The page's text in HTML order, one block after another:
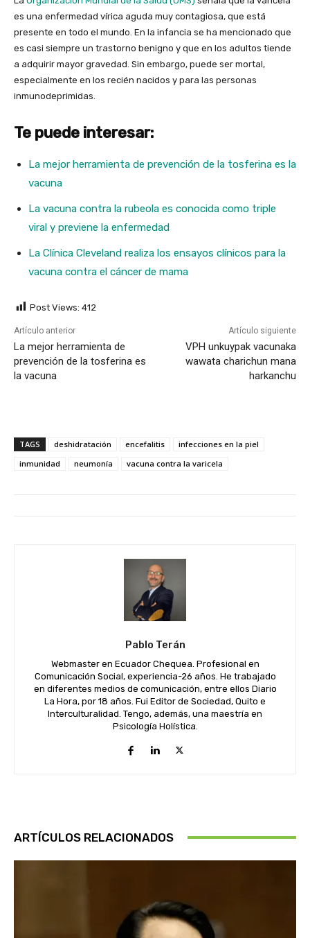
es una enfermedad vírica aguda muy contagiosa, que está
presente en todo el mundo. En la infancia se ha mencionado que
es casi siempre un trastorno benigno y que en los adultos tiende
a adquirir mayor gravedad. Sin embargo, puede ser mortal,
especialmente en los recién nacidos y para las personas
inmunodeprimidas.
Te puede interesar:
La mejor herramienta de prevención de la tosferina es la
vacuna
La vacuna contra la rubeola es conocida como triple
viral y previene la enfermedad
La Clínica Cleveland realiza los ensayos clínicos para la
vacuna contra el cáncer de mama
Post Views: 412
Artículo anterior
La mejor herramienta de
prevención de la tosferina es
la vacuna
Artículo siguiente
VPH unkuypak vacunaka
wawata charichun mana
harkanchu
TAGS deshidratación encefalitis
infecciones en la piel
inmunidad
neumonía vacuna contra la varicela
Pablo Terán
Webmaster en Ecuador Chequea. Profesional en
Comunicación Social, experiencia-26 años. He trabajado
en diferentes medios de comunicación, entre ellos Diario
La Hora, por 18 años. Fui Editor de Sociedad, Quito e
Interculturalidad. Tengo, además, una maestría en
Psicología Holística.
ARTÍCULOS RELACIONADOS